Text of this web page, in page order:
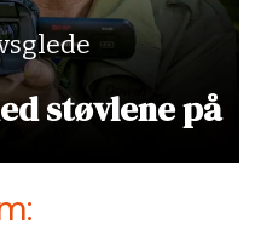
støvlene på